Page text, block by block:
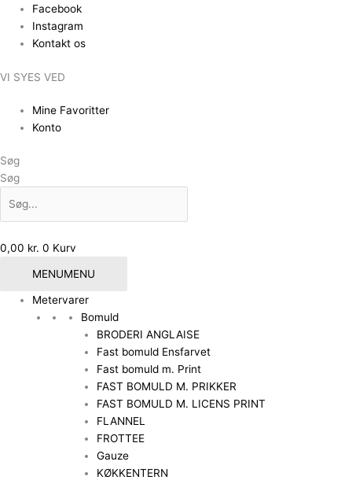
indholdet
Facebook
Instagram
Kontakt os
VI SYES VED
Mine Favoritter
Konto
Søg
Søg
0,00 kr. 0 Kurv
MENUMENU
Metervarer
Bomuld
BRODERI ANGLAISE
Fast bomuld Ensfarvet
Fast bomuld m. Print
FAST BOMULD M. PRIKKER
FAST BOMULD M. LICENS PRINT
FLANNEL
FROTTEE
Gauze
KØKKENTERN